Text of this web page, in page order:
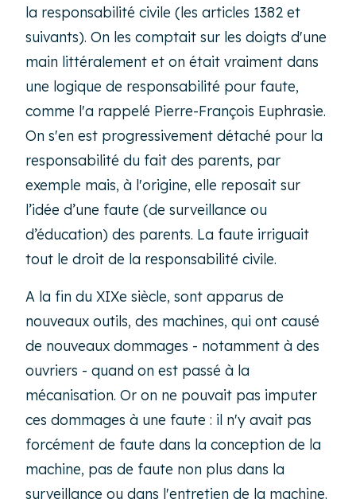
la responsabilité civile (les articles 1382 et
suivants). On les comptait sur les doigts d'une
main littéralement et on était vraiment dans
une logique de responsabilité pour faute,
comme l'a rappelé Pierre-François Euphrasie.
On s'en est progressivement détaché pour la
responsabilité du fait des parents, par
exemple mais, à l'origine, elle reposait sur
l’idée d’une faute (de surveillance ou
d’éducation) des parents. La faute irriguait
tout le droit de la responsabilité civile.
A la fin du XIXe siècle, sont apparus de
nouveaux outils, des machines, qui ont causé
de nouveaux dommages - notamment à des
ouvriers - quand on est passé à la
mécanisation. Or on ne pouvait pas imputer
ces dommages à une faute : il n'y avait pas
forcément de faute dans la conception de la
machine, pas de faute non plus dans la
surveillance ou dans l'entretien de la machine.